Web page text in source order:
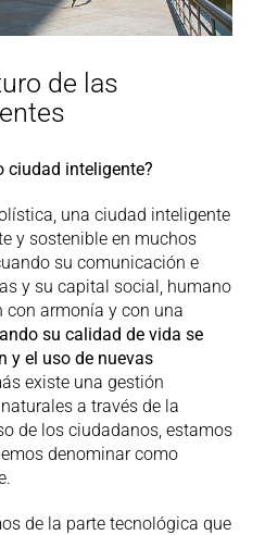
de las
ciudad inteligente?
una ciudad inteligente
y sostenible en muchos
su comunicación e
y su capital social, humano
armonía y con una
su calidad de vida se
y el uso de nuevas
existe una gestión
a través de la
de los ciudadanos, estamos
denominar como
de la parte tecnológica que